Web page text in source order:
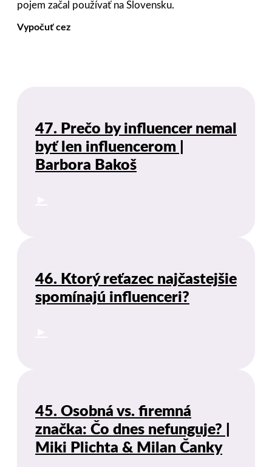
pojem začal používať na Slovensku.
Vypočuť cez
47. Prečo by influencer nemal
byť len influencerom |
Barbora Bakoš
46. Ktorý reťazec najčastejšie
spomínajú influenceri?
45. Osobná vs. firemná
značka: Čo dnes nefunguje? |
Miki Plichta & Milan Čanky